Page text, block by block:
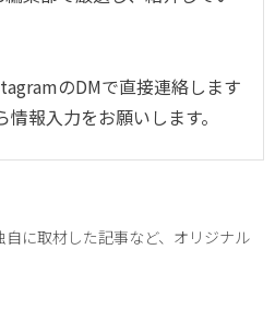
のDMで直接連絡します
報入力をお願いします。
自に取材した記事など、オリジナル